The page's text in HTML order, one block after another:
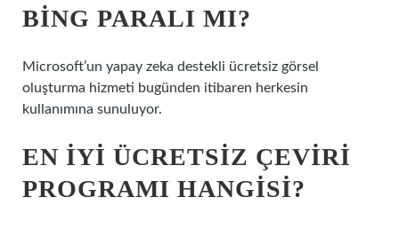
BING PARALI MI?
Microsoft’un yapay zeka destekli ücretsiz görsel
oluşturma hizmeti bugünden itibaren herkesin
kullanımına sunuluyor.
EN IYI ÜCRETSIZ ÇEVIRI
PROGRAMI HANGISI?